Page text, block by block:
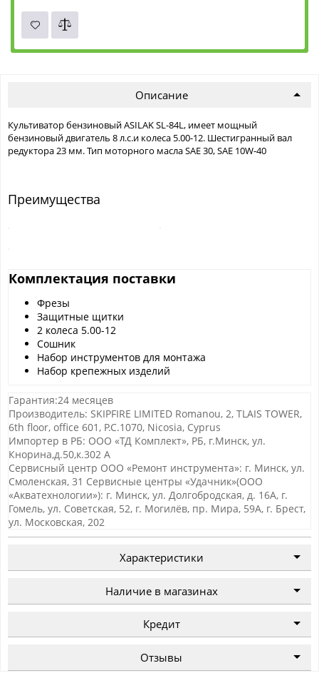
Описание
Культиватор бензиновый ASILAK SL-84L, имеет мощный
бензиновый двигатель 8 л.с.и колеса 5.00-12. Шестигранный вал
редуктора 23 мм. Тип моторного масла SAE 30, SAE 10W-40
Преимущества
Комплектация поставки
Фрезы
Защитные щитки
2 колеса 5.00-12
Сошник
Набор инструментов для монтажа
Набор крепежных изделий
Гарантия:24 месяцев
Производитель: SKIPFIRE LIMITED Romanou, 2, TLAIS TOWER,
6th floor, office 601, P.C.1070, Nicosia, Cyprus
Импортер в РБ: ООО «ТД Комплект», РБ, г.Минск, ул.
Кнорина,д.50,к.302 А
Сервисный центр ООО «Ремонт инструмента»: г. Минск, ул.
Смоленская, 31 Сервисные центры «Удачник»(ООО
«Акватехнологии»): г. Минск, ул. Долгобродская, д. 16А, г.
Гомель, ул. Советская, 52, г. Могилёв, пр. Мира, 59А, г. Брест,
ул. Московская, 202
Характеристики
Наличие в магазинах
Кредит
Отзывы